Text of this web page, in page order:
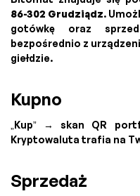
86-302 Grudziądz.
gotówkę oraz
bezpośrednio z
giełdzie.
Kupno
„Kup” → skan QR
Kryptowaluta trafia na
Sprzedaż